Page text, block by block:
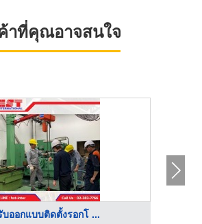
าที่คุณอาจสนใจ
บออกแบบติดตั้งรอกโ ...